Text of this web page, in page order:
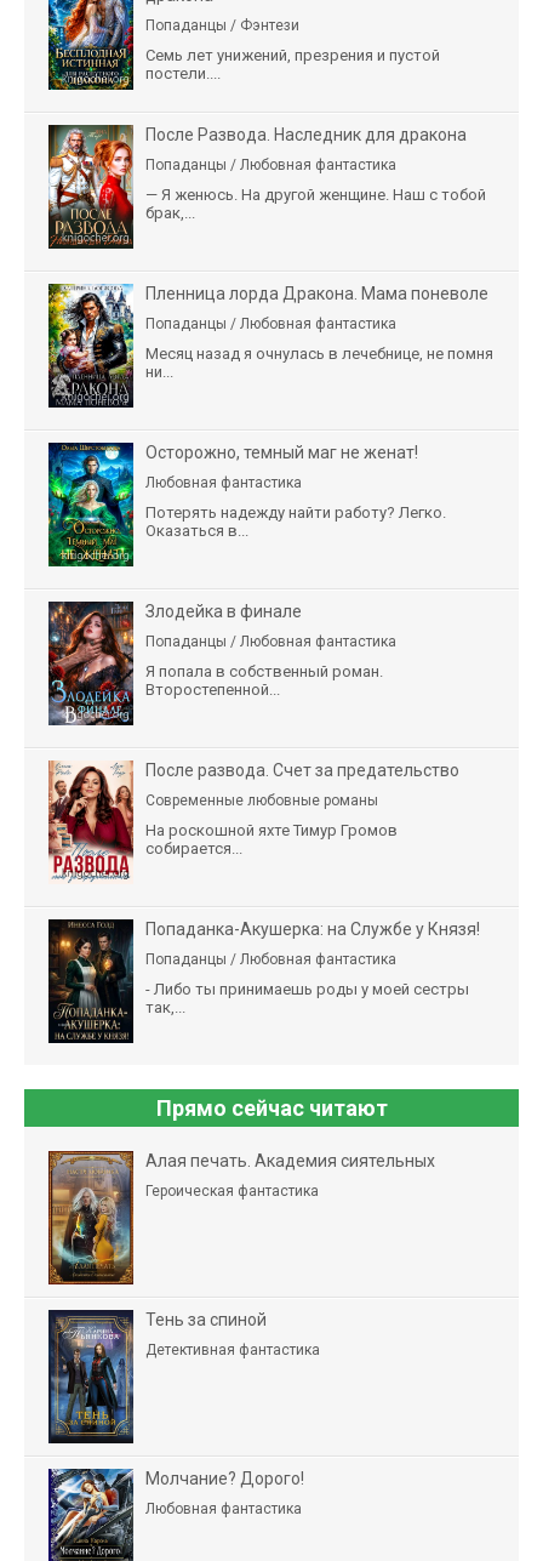
Попаданцы / Фэнтези
Семь лет унижений, презрения и пустой
постели....
После Развода. Наследник для дракона
Попаданцы / Любовная фантастика
— Я женюсь. На другой женщине. Наш с тобой
брак,...
Пленница лорда Дракона. Мама поневоле
Попаданцы / Любовная фантастика
Месяц назад я очнулась в лечебнице, не помня
ни...
Осторожно, темный маг не женат!
Любовная фантастика
Потерять надежду найти работу? Легко.
Оказаться в...
Злодейка в финале
Попаданцы / Любовная фантастика
Я попала в собственный роман.
Второстепенной...
После развода. Счет за предательство
Современные любовные романы
На роскошной яхте Тимур Громов
собирается...
Попаданка-Акушерка: на Службе у Князя!
Попаданцы / Любовная фантастика
- Либо ты принимаешь роды у моей сестры
так,...
Прямо сейчас читают
Алая печать. Академия сиятельных
Героическая фантастика
Тень за спиной
Детективная фантастика
Молчание? Дорого!
Любовная фантастика